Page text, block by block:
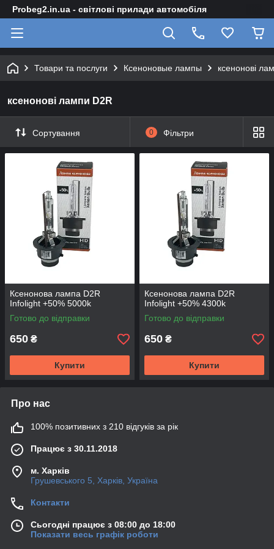
Probeg2.in.ua - світлові прилади автомобіля
Товари та послуги Ксеноновые лампы ксенонові
ксенонові лампи D2R
Сортування 0 Фільтри
Ксенонова лампа D2R
Infolight +50% 5000k
Готово до відправки
650 ₴
Купити
Ксенонова лампа D2R
Infolight +50% 4300k
Готово до відправки
650 ₴
Купити
Про нас
100% позитивних з 210 відгуків за рік
Працює з 30.11.2018
м. Харків
Грушевського 5, Харків, Україна
Контакти
Сьогодні працює з 08:00 до 18:00
Показати весь графік роботи